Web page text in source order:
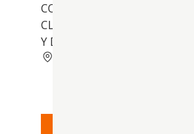
COMERCIALIZACION DE
CLASE DE ARTICULOS DE
Y DE ESCRITORIO.